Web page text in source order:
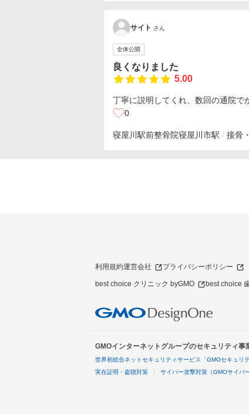
サイト さん
全体公開
良くなりました
5.00
丁寧に説明してくれ、数回の通院で
0
寝屋川駅前整骨院寝屋川市駅 接骨
利用規約運営会社 プライバシーポリシー
best choice クリニック byGMO best choice
GMOインターネットグループのセキュリティ事
世界初総合ネットセキュリティサービス「GMOセキュリテ
実在証明・盗聴対策 サイバー攻撃対策（GMOサイバ